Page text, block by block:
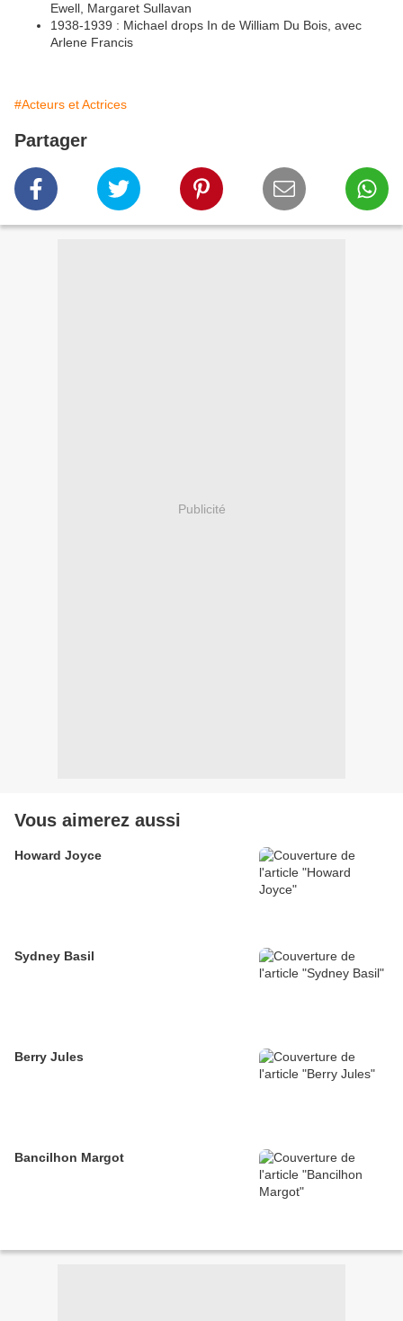
Ewell, Margaret Sullavan
1938-1939 : Michael drops In de William Du Bois, avec
Arlene Francis
#Acteurs et Actrices
Partager
Publicité
Vous aimerez aussi
Howard Joyce
Sydney Basil
Berry Jules
Bancilhon Margot